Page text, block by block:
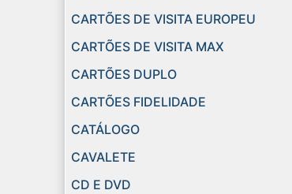
CARTÕES DE VISITA EUROPEU
CARTÕES DE VISITA MAX
CARTÕES DUPLO
CARTÕES FIDELIDADE
CATÁLOGO
CAVALETE
CD E DVD